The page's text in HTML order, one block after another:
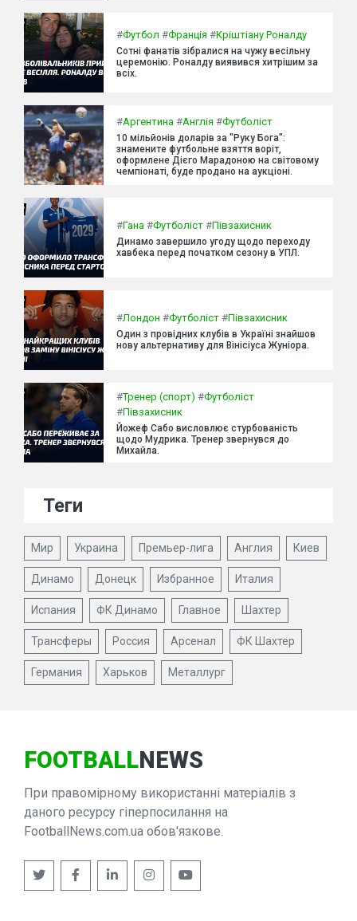
#Футбол #Франція #Кріштіану Роналду
Сотні фанатів зібралися на чужу весільну
церемонію. Роналду виявився хитрішим за
всіх.
#Аргентина #Англія #Футболіст
10 мільйонів доларів за "Руку Бога":
знамените футбольне взяття воріт,
оформлене Дієго Марадоною на світовому
чемпіонаті, буде продано на аукціоні.
#Гана #Футболіст #Півзахисник
Динамо завершило угоду щодо переходу
хавбека перед початком сезону в УПЛ.
#Лондон #Футболіст #Півзахисник
Один з провідних клубів в Україні знайшов
нову альтернативу для Вінісіуса Жуніора.
#Тренер (спорт) #Футболіст
#Півзахисник
Йожеф Сабо висловлює стурбованість
щодо Мудрика. Тренер звернувся до
Михайла.
Теги
Мир Украина Премьер-лига Англия Киев
Динамо Донецк Избранное Италия
Испания ФК Динамо Главное Шахтер
Трансферы Россия Арсенал ФК Шахтер
Германия Харьков Металлург
FOOTBALLNEWS
При правомірному використанні матеріалів з
даного ресурсу гіперпосилання на
FootballNews.com.ua обов'язкове.